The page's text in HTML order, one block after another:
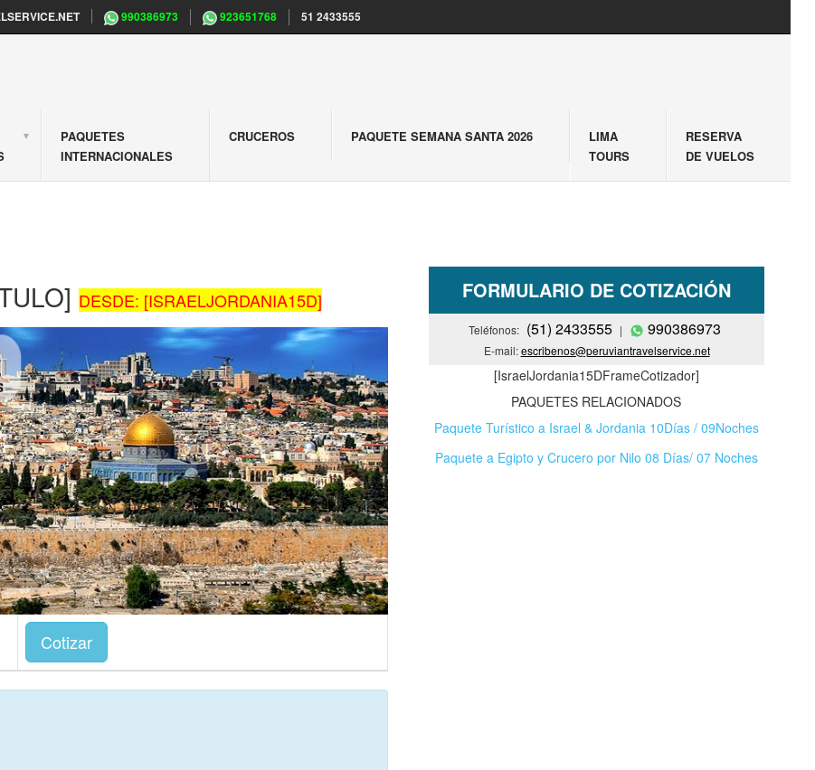
990386973 923651768 51 2433555
PAQUETES
INTERNACIONALES
CRUCEROS PAQUETE SEMANA SANTA 2026
LIMA
TOURS
RESERVA
DE VUELOS
DESDE: [ISRAELJORDANIA15D]
Cotizar
FORMULARIO DE COTIZACIÓN
Teléfonos: (51) 2433555 | 990386973
E-mail:escribenos@peruviantravelservice.net
[IsraelJordania15DFrameCotizador]
PAQUETES RELACIONADOS
Paquete Turístico a Israel & Jordania 10Días / 09Noches
Paquete a Egipto y Crucero por Nilo 08 Días/ 07 Noches